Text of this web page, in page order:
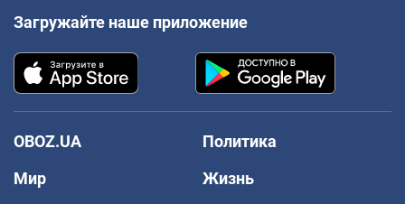
Загружайте наше приложение
OBOZ.UA
Политика
Мир
Жизнь